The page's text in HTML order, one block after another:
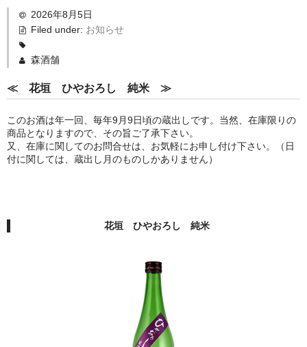
黒龍・九頭龍 [黒龍酒造]
花垣 [南部酒造場]
米百俵 [栃倉酒造]
池月 [鳥屋酒造]
東長 [瀬頭酒造]
2026年8月5日
Filed under: お知らせ
森酒舗
≪ 花垣 ひやおろし 純米 ≫
このお酒は年一回、毎年9月9日頃の蔵出しです。当然、在庫限りの
商品となりますので、その旨ご了承下さい。
又、在庫に関してのお問合せは、お気軽にお申し付け下さい。（日
付に関しては、蔵出し月のものしかありません）
花垣 ひやおろし 純米